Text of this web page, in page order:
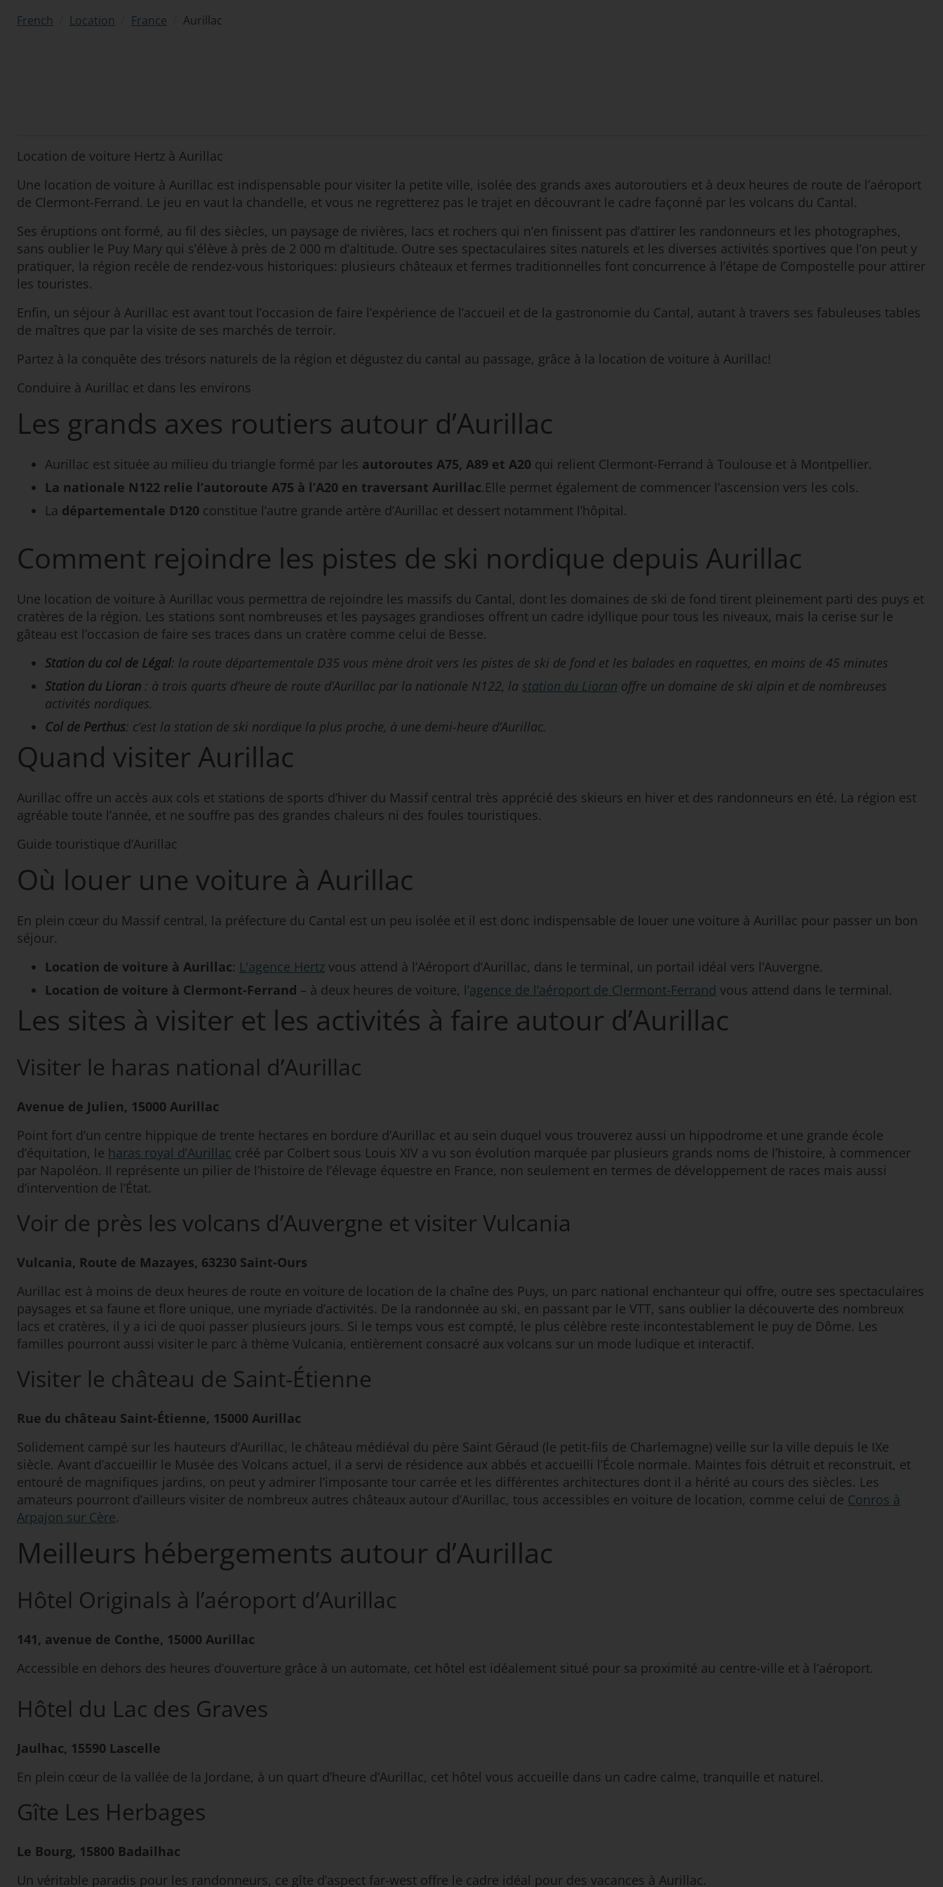
French Location France Aurillac
Location de voiture Hertz à Aurillac
Une location de voiture à Aurillac est indispensable pour visiter la petite ville, isolée des grands axes autoroutiers et à deux heures de route de l’aéroport
de Clermont-Ferrand. Le jeu en vaut la chandelle, et vous ne regretterez pas le trajet en découvrant le cadre façonné par les volcans du Cantal.
Ses éruptions ont formé, au fil des siècles, un paysage de rivières, lacs et rochers qui n’en finissent pas d’attirer les randonneurs et les photographes,
sans oublier le Puy Mary qui s’élève à près de 2 000 m d’altitude. Outre ses spectaculaires sites naturels et les diverses activités sportives que l’on peut y
pratiquer, la région recèle de rendez-vous historiques: plusieurs châteaux et fermes traditionnelles font concurrence à l’étape de Compostelle pour attirer
les touristes.
Enfin, un séjour à Aurillac est avant tout l’occasion de faire l’expérience de l’accueil et de la gastronomie du Cantal, autant à travers ses fabuleuses tables
de maîtres que par la visite de ses marchés de terroir.
Partez à la conquête des trésors naturels de la région et dégustez du cantal au passage, grâce à la location de voiture à Aurillac!
Conduire à Aurillac et dans les environs
Les grands axes routiers autour d’Aurillac
Aurillac est située au milieu du triangle formé par les autoroutes A75, A89 et A20 qui relient Clermont-Ferrand à Toulouse et à Montpellier.
La nationale N122 relie l’autoroute A75 à l’A20 en traversant Aurillac.Elle permet également de commencer l’ascension vers les cols.
La départementale D120 constitue l’autre grande artère d’Aurillac et dessert notamment l’hôpital.
Comment rejoindre les pistes de ski nordique depuis Aurillac
Une location de voiture à Aurillac vous permettra de rejoindre les massifs du Cantal, dont les domaines de ski de fond tirent pleinement parti des puys et
cratères de la région. Les stations sont nombreuses et les paysages grandioses offrent un cadre idyllique pour tous les niveaux, mais la cerise sur le
gâteau est l’occasion de faire ses traces dans un cratère comme celui de Besse.
Station du col de Légal: la route départementale D35 vous mène droit vers les pistes de ski de fond et les balades en raquettes, en moins de 45 minutes
Station du Lioran : à trois quarts d’heure de route d’Aurillac par la nationale N122, la station du Lioran offre un domaine de ski alpin et de nombreuses
activités nordiques.
Col de Perthus: c’est la station de ski nordique la plus proche, à une demi-heure d’Aurillac.
Quand visiter Aurillac
Aurillac offre un accès aux cols et stations de sports d’hiver du Massif central très apprécié des skieurs en hiver et des randonneurs en été. La région est
agréable toute l’année, et ne souffre pas des grandes chaleurs ni des foules touristiques.
Guide touristique d’Aurillac
Où louer une voiture à Aurillac
En plein cœur du Massif central, la préfecture du Cantal est un peu isolée et il est donc indispensable de louer une voiture à Aurillac pour passer un bon
séjour.
Location de voiture à Aurillac: L'agence Hertz vous attend à l’Aéroport d’Aurillac, dans le terminal, un portail idéal vers l’Auvergne.
Location de voiture à Clermont-Ferrand – à deux heures de voiture, l’agence de l’aéroport de Clermont-Ferrand vous attend dans le terminal.
Les sites à visiter et les activités à faire autour d’Aurillac
Visiter le haras national d’Aurillac
Avenue de Julien, 15000 Aurillac
Point fort d’un centre hippique de trente hectares en bordure d’Aurillac et au sein duquel vous trouverez aussi un hippodrome et une grande école
d’équitation, le haras royal d’Aurillac créé par Colbert sous Louis XIV a vu son évolution marquée par plusieurs grands noms de l’histoire, à commencer
par Napoléon. Il représente un pilier de l’histoire de l’élevage équestre en France, non seulement en termes de développement de races mais aussi
d’intervention de l’État.
Voir de près les volcans d’Auvergne et visiter Vulcania
Vulcania, Route de Mazayes, 63230 Saint-Ours
Aurillac est à moins de deux heures de route en voiture de location de la chaîne des Puys, un parc national enchanteur qui offre, outre ses spectaculaires
paysages et sa faune et flore unique, une myriade d’activités. De la randonnée au ski, en passant par le VTT, sans oublier la découverte des nombreux
lacs et cratères, il y a ici de quoi passer plusieurs jours. Si le temps vous est compté, le plus célèbre reste incontestablement le puy de Dôme. Les
familles pourront aussi visiter le parc à thème Vulcania, entièrement consacré aux volcans sur un mode ludique et interactif.
Visiter le château de Saint-Étienne
Rue du château Saint-Étienne, 15000 Aurillac
Solidement campé sur les hauteurs d’Aurillac, le château médiéval du père Saint Géraud (le petit-fils de Charlemagne) veille sur la ville depuis le IXe
siècle. Avant d’accueillir le Musée des Volcans actuel, il a servi de résidence aux abbés et accueilli l’École normale. Maintes fois détruit et reconstruit, et
entouré de magnifiques jardins, on peut y admirer l’imposante tour carrée et les différentes architectures dont il a hérité au cours des siècles. Les
amateurs pourront d’ailleurs visiter de nombreux autres châteaux autour d’Aurillac, tous accessibles en voiture de location, comme celui de Conros à
Arpajon sur Cère.
Meilleurs hébergements autour d’Aurillac
Hôtel Originals à l’aéroport d’Aurillac
141, avenue de Conthe, 15000 Aurillac
Accessible en dehors des heures d’ouverture grâce à un automate, cet hôtel est idéalement situé pour sa proximité au centre-ville et à l’aéroport.
Hôtel du Lac des Graves
Jaulhac, 15590 Lascelle
En plein cœur de la vallée de la Jordane, à un quart d’heure d’Aurillac, cet hôtel vous accueille dans un cadre calme, tranquille et naturel.
Gîte Les Herbages
Le Bourg, 15800 Badailhac
Un véritable paradis pour les randonneurs, ce gîte d’aspect far-west offre le cadre idéal pour des vacances à Aurillac.